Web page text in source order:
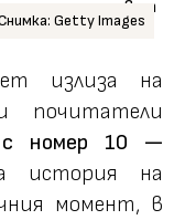
Getty Images
излиза на
почитатели
с номер 10 —
история на
момент, в